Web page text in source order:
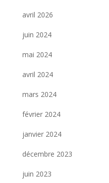
avril 2026
juin 2024
mai 2024
avril 2024
mars 2024
février 2024
janvier 2024
décembre 2023
juin 2023